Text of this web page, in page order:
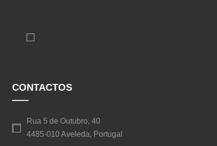
CONTACTOS
Rua 5 de Outubro, 40
4485-010 Aveleda, Portugal